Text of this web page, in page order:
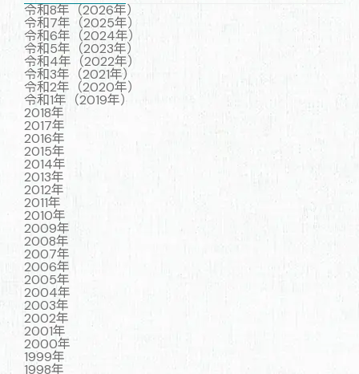
令和8年（2026年）
令和7年（2025年）
令和6年（2024年）
令和5年（2023年）
令和4年（2022年）
令和3年（2021年）
令和2年（2020年）
令和1年（2019年）
2018年
2017年
2016年
2015年
2014年
2013年
2012年
2011年
2010年
2009年
2008年
2007年
2006年
2005年
2004年
2003年
2002年
2001年
2000年
1999年
1998年